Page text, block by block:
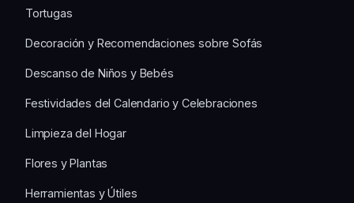
Tortugas
Decoración y Recomendaciones sobre Sofás
Descanso de Niños y Bebés
Festividades del Calendario y Celebraciones
Limpieza del Hogar
Flores y Plantas
Herramientas y Útiles